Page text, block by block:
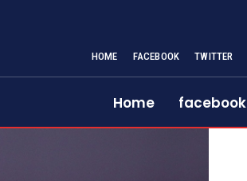
HOME FACEBOOK TWITTER
Home facebook